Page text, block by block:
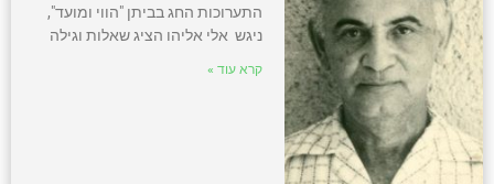
התערוכות החג בביתן "הווי ומועד",
ניגש אלי אליהו הציג שאלות וגילה
קרא עוד »